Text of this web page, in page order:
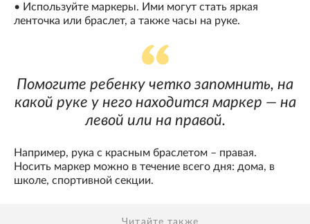
• Используйте маркеры. Ими могут стать яркая
ленточка или браслет, а также часы на руке.
Помогите ребенку четко запомнить, на
какой руке у него находится маркер — на
левой или на правой.
Например, рука с красным браслетом – правая.
Носить маркер можно в течение всего дня: дома, в
школе, спортивной секции.